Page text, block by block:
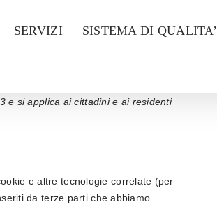
SERVIZI SISTEMA DI QUALITA’
e si applica ai cittadini e ai residenti
e altre tecnologie correlate (per
da terze parti che abbiamo